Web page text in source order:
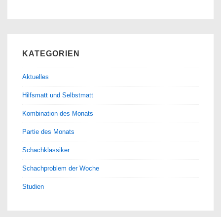
KATEGORIEN
Aktuelles
Hilfsmatt und Selbstmatt
Kombination des Monats
Partie des Monats
Schachklassiker
Schachproblem der Woche
Studien